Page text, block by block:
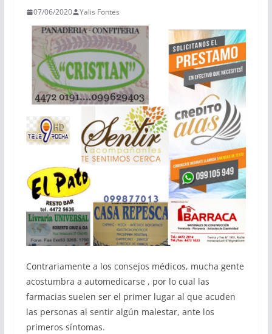
07/06/2020 Yalis Fontes
Contrariamente a los consejos médicos, mucha gente
acostumbra a automedicarse , por lo cual las
farmacias suelen ser el primer lugar al que acuden
las personas al sentir algún malestar, ante los
primeros síntomas.